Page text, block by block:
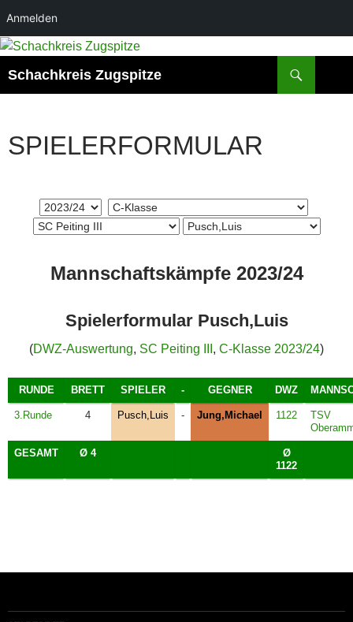
Anmelden
Schachkreis Zugspitze
SPIELERFORMULAR
Mannschaftskämpfe 2023/24
Spielerformular Pusch,Luis
(DWZ-Auswertung, SC Peiting III , C-Klasse 2023/24)
RUNDE BRETT SPIELER - GEGNER DWZ
3.Runde 4 Pusch,Luis - Jung,Michael 1122
TSV
GESAMT Ø 4
Ø
1122